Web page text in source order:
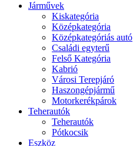
Járművek
Kiskategória
Középkategória
Középkategóriás autó
Családi egyterű
Felső Kategória
Kabrió
Városi Terepjáró
Haszongépjármű
Motorkerékpárok
Teherautók
Teherautók
Pótkocsik
Eszköz